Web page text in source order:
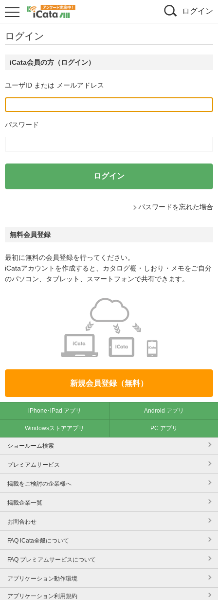
ログイン
ログイン
iCata会員の方（ログイン）
ユーザID または メールアドレス
パスワード
パスワードを忘れた場合
無料会員登録
最初に無料の会員登録を行ってください。
iCataアカウントを作成すると、カタログ棚・しおり・メモをご自分
のパソコン、タブレット、スマートフォンで共有できます。
新規会員登録（無料）
iPhone･iPad アプリ Android アプリ
Windowsストアアプリ PC アプリ
ショールーム検索
プレミアムサービス
掲載をご検討の企業様へ
掲載企業一覧
お問合わせ
FAQ iCata全般について
FAQ プレミアムサービスについて
アプリケーション動作環境
アプリケーション利用規約